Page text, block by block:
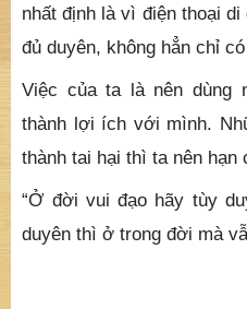
nhất định là vì điện thoại
đủ duyên, không hẳn chỉ
Việc của ta là nên dùng
thành lợi ích với mình.
thành tai hại thì ta nên hạn
“Ở đời vui đạo hãy tùy
duyên thì ở trong đời mà